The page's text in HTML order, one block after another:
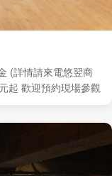
(詳情請來電悠翌商
起 歡迎預約現場參觀